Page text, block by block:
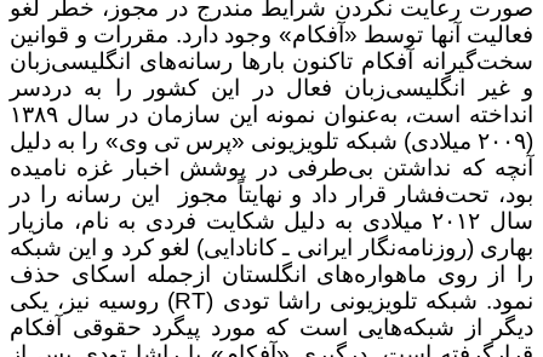
صورت رعایت نکردن شرایط مندرج در مجوز، خطر لغو
فعالیت آن­ها توسط «آفکام» وجود دارد. مقررات و قوانین
سخت‌گیرانه آفکام تاکنون بارها رسانه‌های انگلیسی‌زبان
و غیر انگلیسی‌زبان فعال در این کشور را به دردسر
انداخته است، به‌عنوان نمونه این سازمان در سال ۱۳۸۹
(۲۰۰۹ میلادی) شبکه تلویزیونی «پرس تی ‌وی» را به دلیل
آنچه که نداشتن بی‌طرفی در پوشش اخبار غزه نامیده
بود، تحت‌فشار قرار داد و نهایتاً مجوز این رسانه را در
سال ۲۰۱۲ میلادی به دلیل شکایت فردی به نام، مازیار
بهاری (روزنامه‌نگار ایرانی ـ کانادایی) لغو کرد و این شبکه
را از روی ماهواره‌های انگلستان ازجمله اسکای حذف
نمود. شبکه تلویزیونی راشا تودی (RT) روسیه نیز، یکی
دیگر از شبکه‌هایی است که مورد پیگرد حقوقی آفکام